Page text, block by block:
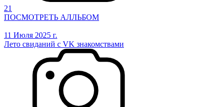
21
ПОСМОТРЕТЬ АЛЛЬБОМ
11 Июля 2025 г.
Лето свиданий с VK знакомствами